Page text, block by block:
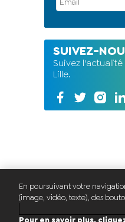
SUIVEZ-
Suivez
Lille.
En poursuivant votre
(image, vidéo, texte), des
Pour en savoir plus,